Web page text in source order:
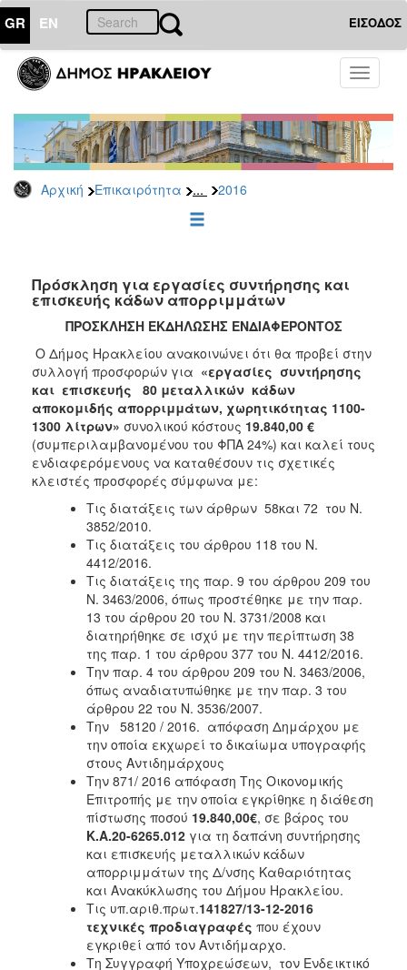
GR EN ΕΙΣΟΔΟΣ
Toggle
Αρχική Επικαιρότητα ... 2016
ΕΠΙΚΑΙΡΟΤΗΤΑ
-
Δημοπρασίες
Αρχείο
2026
2022
2021
2020
2019
2018
2017
2016
2015
2013
Πρόσκληση για εργασίες συντήρησης και
επισκευής κάδων απορριμμάτων
ΠΡΟΣΚΛΗΣΗ ΕΚΔΗΛΩΣΗΣ ΕΝΔΙΑΦΕΡΟΝΤΟΣ
Ο Δήμος Ηρακλείου ανακοινώνει ότι θα προβεί στην
συλλογή προσφορών για «εργασίες συντήρησης
και επισκευής 80 μεταλλικών κάδων
αποκομιδής απορριμμάτων, χωρητικότητας 1100-
1300 λίτρων» συνολικού κόστους 19.840,00 €
(συμπεριλαμβανομένου του ΦΠΑ 24%) και καλεί τους
ενδιαφερόμενους να καταθέσουν τις σχετικές
κλειστές προσφορές σύμφωνα με:
Τις διατάξεις των άρθρων 58και 72 του Ν.
3852/2010.
Τις διατάξεις του άρθρου 118 του Ν.
4412/2016.
Τις διατάξεις της παρ. 9 του άρθρου 209 του
Ν. 3463/2006, όπως προστέθηκε με την παρ.
13 του άρθρου 20 του Ν. 3731/2008 και
διατηρήθηκε σε ισχύ με την περίπτωση 38
της παρ. 1 του άρθρου 377 του Ν. 4412/2016.
Την παρ. 4 του άρθρου 209 του Ν. 3463/2006,
όπως αναδιατυπώθηκε με την παρ. 3 του
άρθρου 22 του Ν. 3536/2007.
Την 58120 / 2016. απόφαση Δημάρχου με
την οποία εκχωρεί το δικαίωμα υπογραφής
στους Αντιδημάρχους
Την 871/ 2016 απόφαση Της Οικονομικής
Επιτροπής με την οποία εγκρίθηκε η διάθεση
πίστωσης ποσού 19.840,00€, σε βάρος του
Κ.Α.20-6265.012 για τη δαπάνη συντήρησης
και επισκευής μεταλλικών κάδων
απορριμμάτων της Δ/νσης Καθαριότητας
και Ανακύκλωσης του Δήμου Ηρακλείου.
Τις υπ.αριθ.πρωτ.141827/13-12-2016
τεχνικές προδιαγραφές που έχουν
εγκριθεί από τον Αντιδήμαρχο.
Τη Συγγραφή Υποχρεώσεων, τον Ενδεικτικό